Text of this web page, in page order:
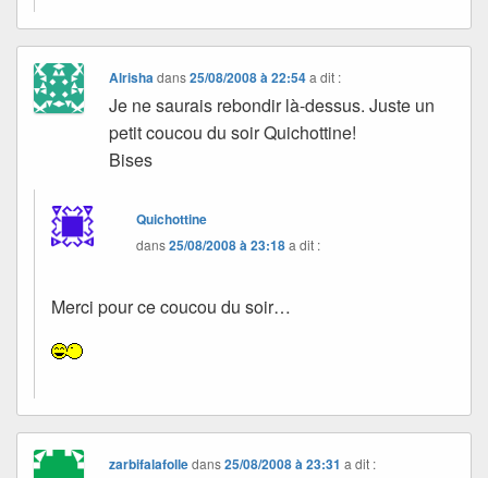
Alrishadans25/08/2008 à 22:54 a dit :
Je ne saurais rebondir là-dessus. Juste un
petit coucou du soir Quichottine!
Bises
Quichottine
dans25/08/2008 à 23:18a dit :
Merci pour ce coucou du soir…
zarbifalafolledans25/08/2008 à 23:31 a dit :